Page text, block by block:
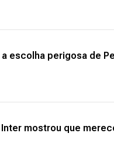
escolha perigosa de
Inter mostrou que